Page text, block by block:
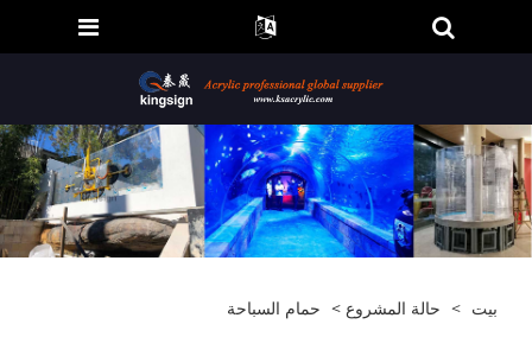
بيت > حالة المشروع > حمام السباحة